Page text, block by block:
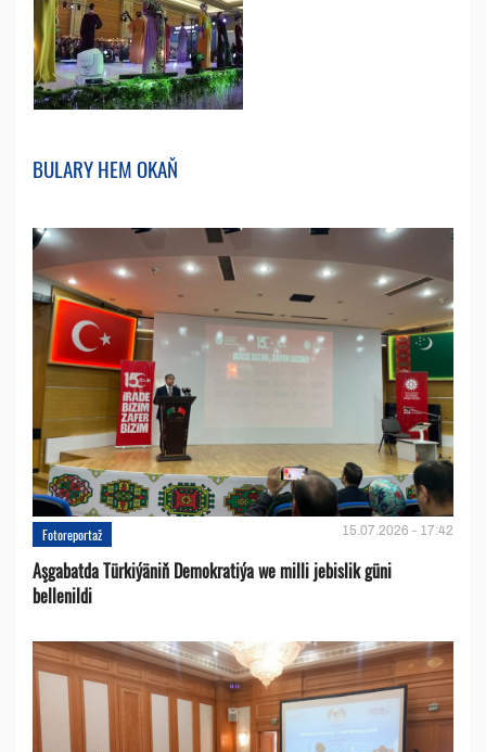
BULARY HEM OKAŇ
Fotoreportaž 15.07.2026 - 17:42
Aşgabatda Türkiýäniň Demokratiýa we milli jebislik güni
bellenildi